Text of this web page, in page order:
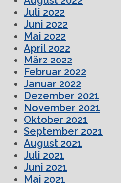
Juli 2022
Juni 2022
Mai 2022
April 2022
März 2022
Februar 2022
Januar 2022
Dezember 2021
November 2021
Oktober 2021
September 2021
August 2021
Juli 2021
Juni 2021
Mai 2021